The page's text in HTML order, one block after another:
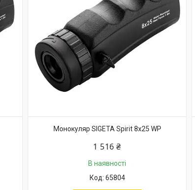
Монокуляр SIGETA Spirit 8x25 WP
1 516 ₴
В наявності
65804